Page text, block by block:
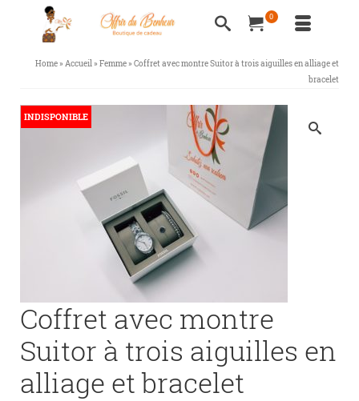
0
Home» Accueil» Femme» Coffret avec montre Suitor à trois aiguilles en alliage et
bracelet
INDISPONIBLE
Coffret avec montre
Suitor à trois aiguilles en
alliage et bracelet